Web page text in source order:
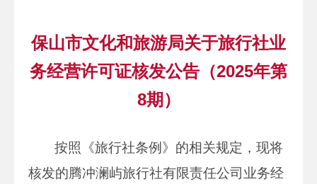
保山市文化和旅游局关于旅行社业
务经营许可证核发公告（2025年第
8期）
按照《旅行社条例》的相关规定，现将
核发的腾冲澜屿旅行社有限责任公司业务经